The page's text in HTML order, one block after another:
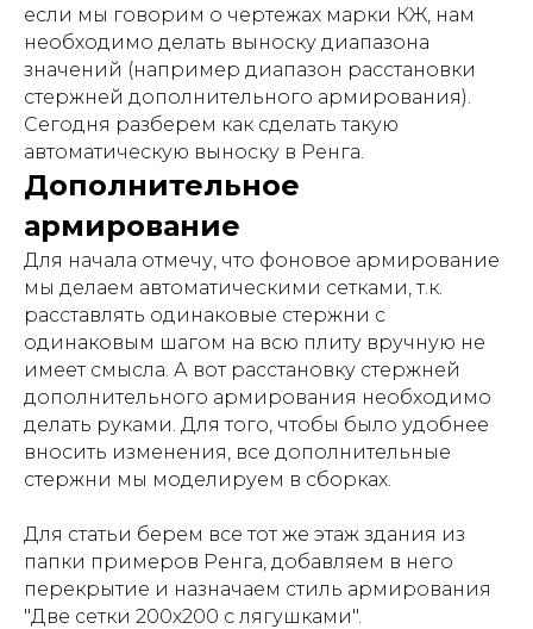
если мы говорим о чертежах марки КЖ, нам
необходимо делать выноску диапазона
значений (например диапазон расстановки
стержней дополнительного армирования).
Сегодня разберем как сделать такую
автоматическую выноску в Ренга.
Дополнительное
армирование
Для начала отмечу, что фоновое армирование
мы делаем автоматическими сетками, т.к.
расставлять одинаковые стержни с
одинаковым шагом на всю плиту вручную не
имеет смысла. А вот расстановку стержней
дополнительного армирования необходимо
делать руками. Для того, чтобы было удобнее
вносить изменения, все дополнительные
стержни мы моделируем в сборках.
Для статьи берем все тот же этаж здания из
папки примеров Ренга, добавляем в него
перекрытие и назначаем стиль армирования
"Две сетки 200х200 с лягушками".